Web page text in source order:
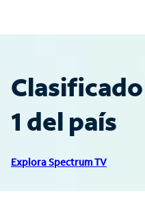
1 del país
Explora Spectrum TV